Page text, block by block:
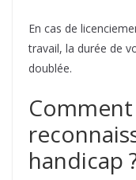
En cas de
travail, la durée de
doublée.
handicap